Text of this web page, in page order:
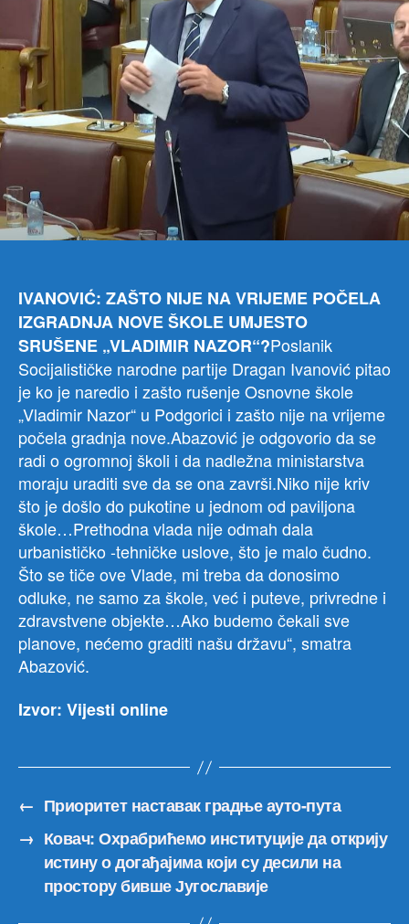
IVANOVIĆ: ZAŠTO NIJE NA VRIJEME POČELA
IZGRADNJA NOVE ŠKOLE UMJESTO
SRUŠENE „VLADIMIR NAZOR“?Poslanik
Socijalističke narodne partije Dragan Ivanović pitao
je ko je naredio i zašto rušenje Osnovne škole
„Vladimir Nazor“ u Podgorici i zašto nije na vrijeme
počela gradnja nove.Abazović je odgovorio da se
radi o ogromnoj školi i da nadležna ministarstva
moraju uraditi sve da se ona završi.Niko nije kriv
što je došlo do pukotine u jednom od paviljona
škole…Prethodna vlada nije odmah dala
urbanističko -tehničke uslove, što je malo čudno.
Što se tiče ove Vlade, mi treba da donosimo
odluke, ne samo za škole, već i puteve, privredne i
zdravstvene objekte…Ako budemo čekali sve
planove, nećemo graditi našu državu“, smatra
Abazović.
Izvor: Vijesti online
← Приоритет наставак градње ауто-пута
→ Ковач: Охрабрићемо институције да открију
истину о догађајима који су десили на
простору бивше Југославије